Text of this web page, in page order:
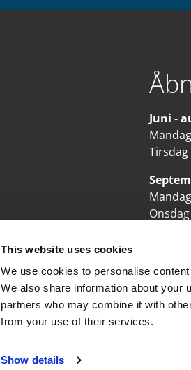
This website uses cookies
We use cookies to personalise
We also share information about your
partners who may combine it with
from your use of their services.
Show details
Juni -
Tirsdag